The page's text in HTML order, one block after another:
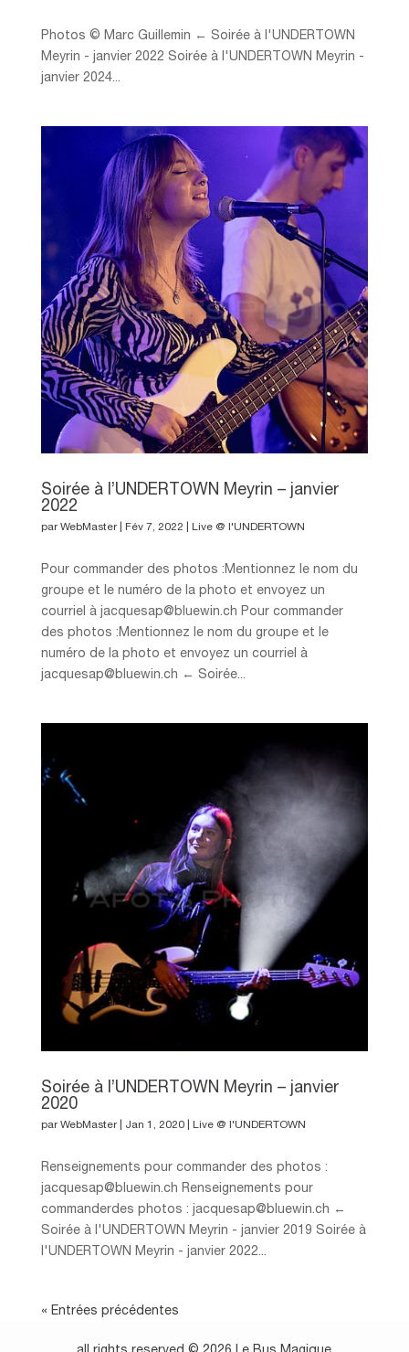
Photos © Marc Guillemin ← Soirée à l'UNDERTOWN
Meyrin - janvier 2022 Soirée à l'UNDERTOWN Meyrin -
janvier 2024...
Soirée à l’UNDERTOWN Meyrin – janvier
2022
parWebMaster| Fév 7, 2022 Live @ l'UNDERTOWN
Pour commander des photos :Mentionnez le nom du
groupe et le numéro de la photo et envoyez un
courriel à jacquesap@bluewin.ch Pour commander
des photos :Mentionnez le nom du groupe et le
numéro de la photo et envoyez un courriel à
jacquesap@bluewin.ch ← Soirée...
Soirée à l’UNDERTOWN Meyrin – janvier
2020
parWebMaster| Jan 1, 2020| Live @ l'UNDERTOWN
Renseignements pour commander des photos :
jacquesap@bluewin.ch Renseignements pour
commanderdes photos : jacquesap@bluewin.ch ←
Soirée à l'UNDERTOWN Meyrin - janvier 2019 Soirée à
l'UNDERTOWN Meyrin - janvier 2022...
« Entrées précédentes